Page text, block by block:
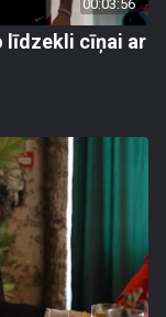
00:03:56
līdzekli cīņai ar